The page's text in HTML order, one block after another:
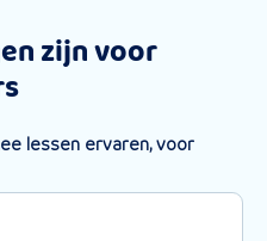
zijn voor
lessen ervaren, voor